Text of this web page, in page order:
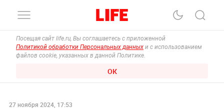
Посещая сайт life.ru, Вы соглашаетесь с приложенной
Политикой обработки Персональных данных и с использованием
файлов cookie, указанных в данной Политике.
ОК
27 ноября 2024, 17:53